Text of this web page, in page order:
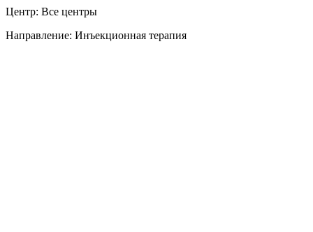
Центр: Все центры
Направление: Инъекционная терапия